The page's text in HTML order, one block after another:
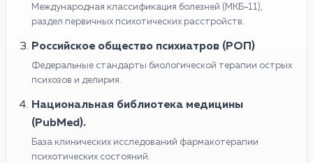
Международная классификация болезней (МКБ-11),
раздел первичных психотических расстройств.
Российское общество психиатров (РОП)
Федеральные стандарты биологической терапии острых
психозов и делирия.
Национальная библиотека медицины
(PubMed).
База клинических исследований фармакотерапии
психотических состояний.